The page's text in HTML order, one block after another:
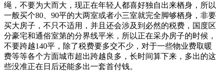
绳，不要为大而大，现正在年轻人都喜好独自出来栖身，所以
一般买个80、90平的大两室或者小三室就完全脚够栖身，非要
买大房子，不只不适用，并且还会涉及到必然的税费，国度区
分豪宅和通俗室第的分界线平米，所以正在采办房子的时候，
不要跨越140平，除了税费要多交不少，对于一些物业费取暖
费等等各个方面城市超出跨越良多，长时间算下来，多出的这
些没准正在日后还能多出一套首付钱。